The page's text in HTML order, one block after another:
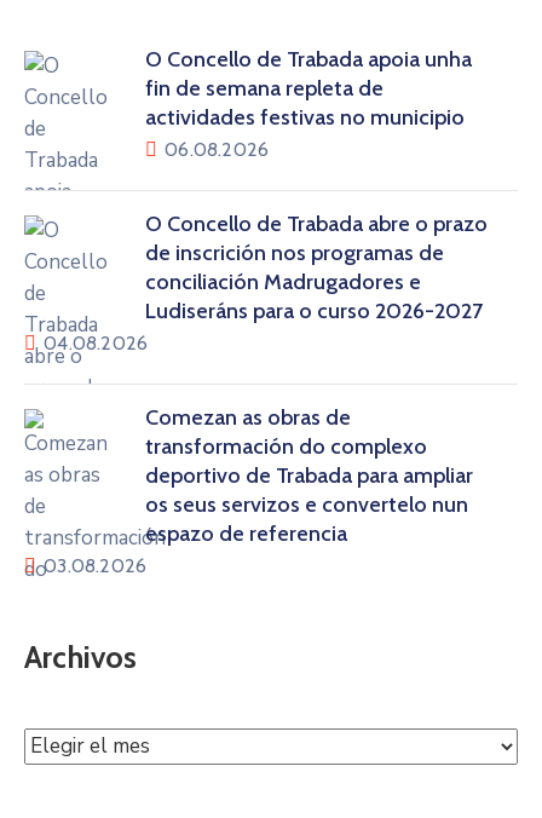
O Concello de Trabada apoia unha
fin de semana repleta de
actividades festivas no municipio
06.08.2026
O Concello de Trabada abre o prazo
de inscrición nos programas de
conciliación Madrugadores e
Ludiseráns para o curso 2026-2027
04.08.2026
Comezan as obras de
transformación do complexo
deportivo de Trabada para ampliar
os seus servizos e convertelo nun
espazo de referencia
03.08.2026
Archivos